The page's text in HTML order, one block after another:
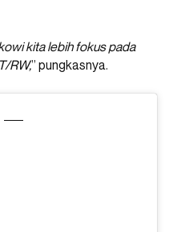
kita lebih fokus pada
RW,” pungkasnya.